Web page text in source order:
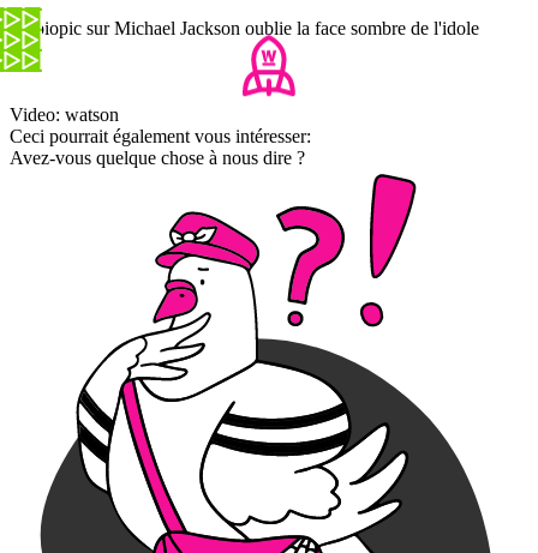
Le biopic sur Michael Jackson oublie la face sombre de l'idole
Video: watson
Ceci pourrait également vous intéresser:
Avez-vous quelque chose à nous dire ?